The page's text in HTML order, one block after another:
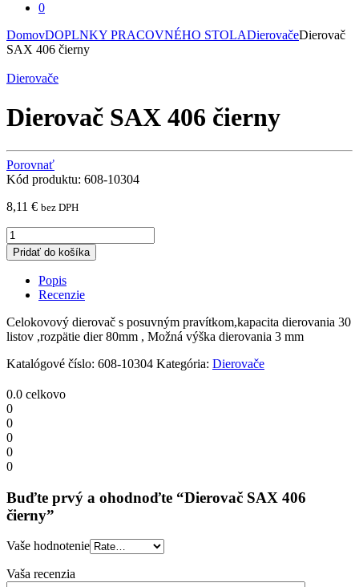
0
DomovDOPLNKY PRACOVNÉHO STOLADierovačeDierovač
SAX 406 čierny
Dierovače
Dierovač SAX 406 čierny
Porovnať
Kód produktu: 608-10304
8,11 € bez DPH
Dierovač
SAX
406
čierny
quantity
Pridať do košíka
Popis
Recenzie
Celokovový dierovač s posuvným pravítkom,kapacita dierovania 30
listov ,rozpätie dier 80mm , Možná výška dierovania 3 mm
Katalógové číslo: 608-10304 Kategória: Dierovače
0.0 celkovo
0
0
0
0
0
Buďte prvý a ohodnoďte “Dierovač SAX 406
čierny”
Vaše hodnotenie
Vaša recenzia